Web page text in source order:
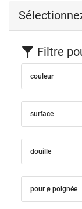
Filtre
couleur
surface
douille
pour ø poignée